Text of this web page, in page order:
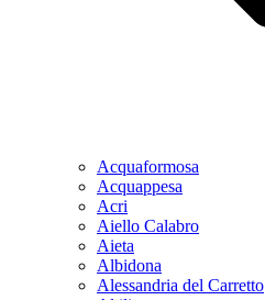
Acquaformosa
Acquappesa
Acri
Aiello Calabro
Aieta
Albidona
Alessandria del Carretto